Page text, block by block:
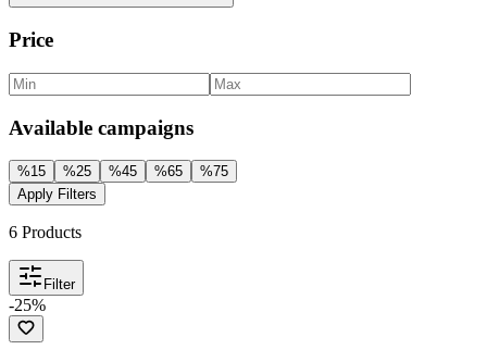
Price
Available campaigns
%15 %25 %45 %65 %75
Apply Filters
6 Products
Filter
-25%